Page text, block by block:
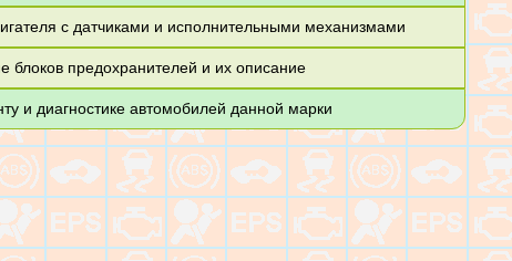
с датчиками и исполнительными механизмами
блоков предохранителей и их описание
и диагностике автомобилей данной марки